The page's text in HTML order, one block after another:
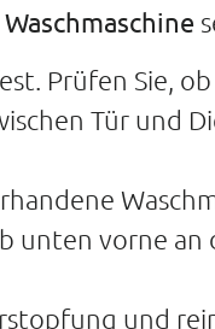
Waschmaschine
Prüfen Sie,
Tür und
unten vorne
und